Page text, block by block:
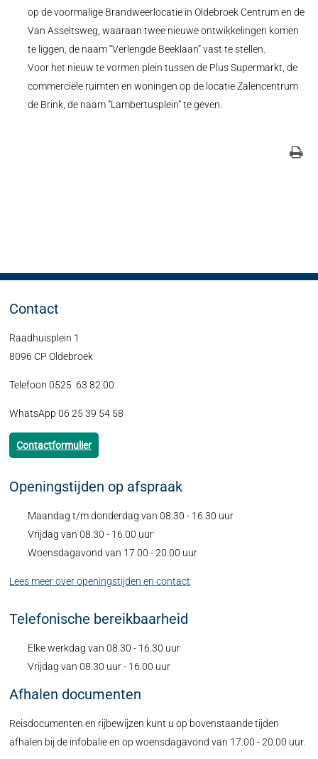
op de voormalige Brandweerlocatie in Oldebroek Centrum en de
Van Asseltsweg, waaraan twee nieuwe ontwikkelingen komen
te liggen, de naam “Verlengde Beeklaan” vast te stellen.
Voor het nieuw te vormen plein tussen de Plus Supermarkt, de
commerciële ruimten en woningen op de locatie Zalencentrum
de Brink, de naam “Lambertusplein” te geven.
Contact
Raadhuisplein 1
8096 CP Oldebroek
Telefoon 0525 63 82 00
WhatsApp 06 25 39 54 58
Contactformulier
Openingstijden op afspraak
Maandag t/m donderdag van 08.30 - 16.30 uur
Vrijdag van 08.30 - 16.00 uur
Woensdagavond van 17.00 - 20.00 uur
Lees meer over openingstijden en contact
Telefonische bereikbaarheid
Elke werkdag van 08.30 - 16.30 uur
Vrijdag van 08.30 uur - 16.00 uur
Afhalen documenten
Reisdocumenten en rijbewijzen kunt u op bovenstaande tijden
afhalen bij de infobalie en op woensdagavond van 17.00 - 20.00 uur.